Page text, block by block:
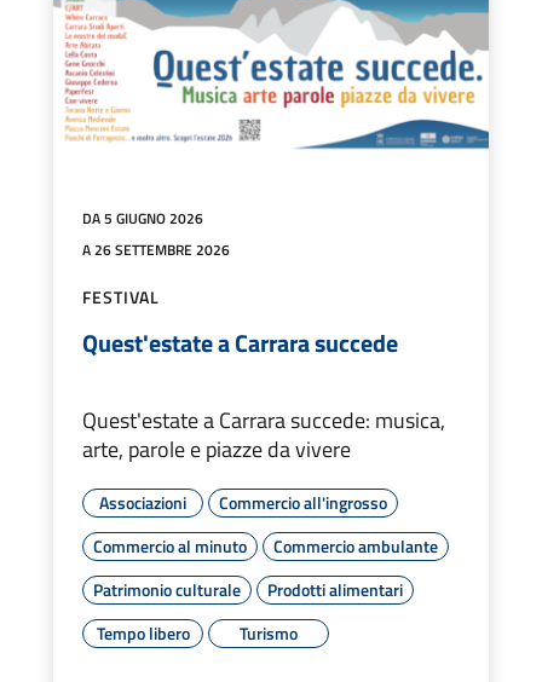
DA 5 GIUGNO 2026
A 26 SETTEMBRE 2026
FESTIVAL
Quest'estate a Carrara succede
Quest'estate a Carrara succede: musica,
arte, parole e piazze da vivere
Associazioni
Commercio all'ingrosso
Commercio al minuto
Commercio ambulante
Patrimonio culturale
Prodotti alimentari
Tempo libero
Turismo